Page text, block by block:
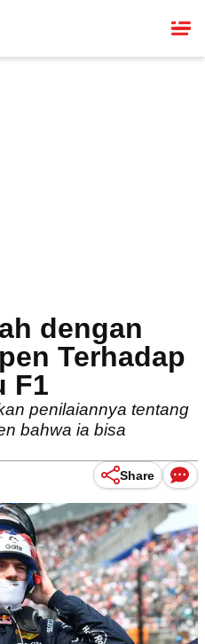
dengan
Terhadap
F1
penilaiannya tentang
bahwa ia bisa
Share